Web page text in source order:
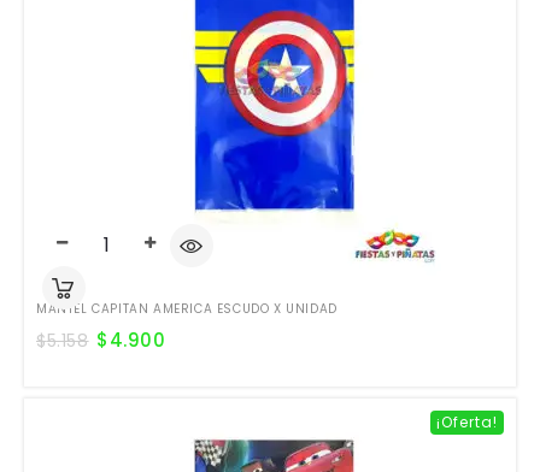
MANTEL CAPITAN AMERICA ESCUDO X UNIDAD
$5.158 $4.900
¡Oferta!